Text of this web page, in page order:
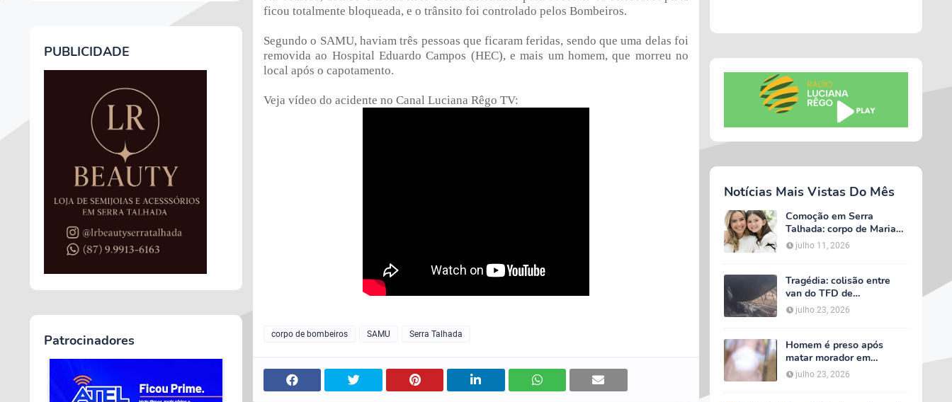
PUBLICIDADE
Patrocinadores
ficou totalmente bloqueada, e o trânsito foi controlado pelos Bombeiros.
Segundo o SAMU, haviam três pessoas que ficaram feridas, sendo que uma delas foi
removida ao Hospital Eduardo Campos (HEC), e mais um homem, que morreu no
local após o capotamento.
Veja vídeo do acidente no Canal Luciana Rêgo TV:
corpo de bombeiros SAMU Serra Talhada
Notícias Mais Vistas Do Mês
Comoção em Serra
Talhada: corpo de Maria
Valentina é liberado e
velório começa às 5h
julho 11, 2026
Tragédia: colisão entre
van do TFD de
Petrolândia e caminhão
deixa sete mortos em
julho 23, 2026
Homem é preso após
matar morador em
situação de rua e espalhar
sal sobre o corpo em
julho 23, 2026